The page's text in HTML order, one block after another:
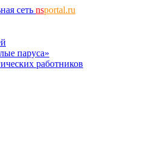
сеть nsportal.ru
паруса»
работников